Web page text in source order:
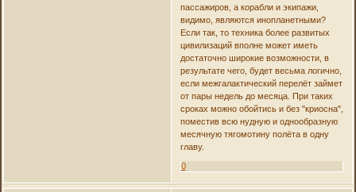
пассажиров, а корабли и экипажи,
видимо, являются инопланетными?
Если так, то техника более развитых
цивилизаций вполне может иметь
достаточно широкие возможности, в
результате чего, будет весьма логично,
если межгалактический перелёт займет
от пары недель до месяца. При таких
сроках можно обойтись и без "криосна",
поместив всю нудную и однообразную
месячную тягомотину полёта в одну
главу.
0